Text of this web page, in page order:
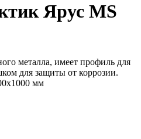
Ярус MS
металла, имеет профиль для
для защиты от коррозии.
мм